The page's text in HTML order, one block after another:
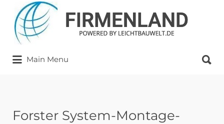
Suchen
nach:
Main Menu
nach:
Forster System-Montage-